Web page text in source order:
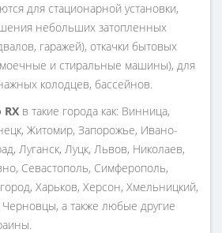
для стационарной установки,
небольших затопленных
гаражей), откачки бытовых
и стиральные машины), для
колодцев, бассейнов.
RX в такие города как: Винница,
Житомир, Запорожье, Ивано-
Луганск, Луцк, Львов, Николаев,
Севастополь, Симферополь,
Харьков, Херсон, Хмельницкий,
а также любые другие